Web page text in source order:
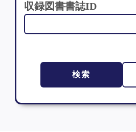
収録図書書誌ID
検索